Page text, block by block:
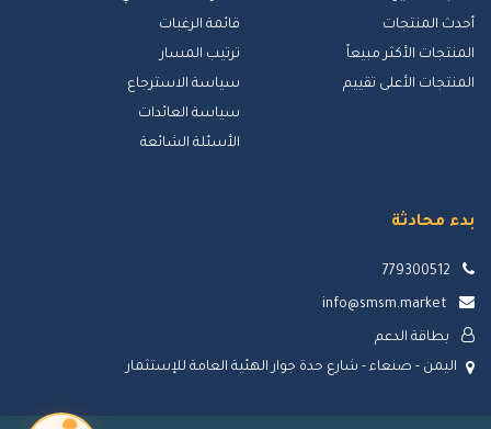
أحدث المنتجات
المنتجات الأكثر مبيعاً
المنتجات الأعلى تقييم
قائمة الرغبات
ترتيب المسار
سياسة الاسترجاع
سياسة العائدات
الأسئلة الشائعة
بدء محادثة
779300512
info@smsm.market
بطاقة الدعم
اليمن - صنعاء - شارع حدة جوار الهئية العامة للإستثمار